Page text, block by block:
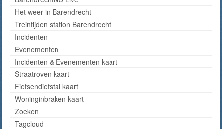
Het weer in Barendrecht
Treintijden station Barendrecht
Incidenten
Evenementen
Incidenten & Evenementen kaart
Straatroven kaart
Fietsendiefstal kaart
Woninginbraken kaart
Zoeken
Tagcloud